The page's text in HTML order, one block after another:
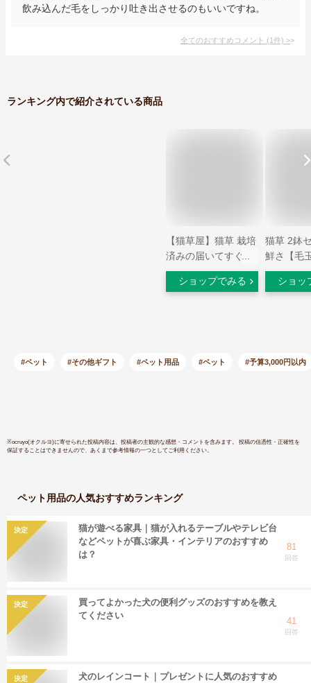
飲み込んだ毛をしっかり吐き出させるのもいいですね。
全てのおすすめコメント (1件) >
ランキング内で紹介されている商品
【猫草屋】猫草 栽培
済みの届いてすぐに
食べられる新鮮な猫
草と栽培用の鉢のセ
るゴミでOKです！
ショップでみる
猫草 2鉢
鮮さ【毛
【環境エ
直径
の安心な
抜けにく
ショッ
#ペット #その他ギフト #ペット用品 #ペット #予算3,000円以内
※ocruyo(オクルヨ)に寄せられた投稿内容は、投稿者の主観的な感想・コメントを含みます。 投稿の信憑性・正確性を
保証することはできませんので、あくまで参考情報の一つとしてご利用ください。
ペット用品の人気おすすめランキング
決定
猫が遊べる家具｜猫が入れるテーブルやテレビ台
などペットが喜ぶ家具・インテリアのおすすめ
は？
81
回答
決定
買ってよかった犬の便利グッズのおすすめを教え
てください
41
回答
決定
犬のレインコート｜プレゼントに人気のおすすめ